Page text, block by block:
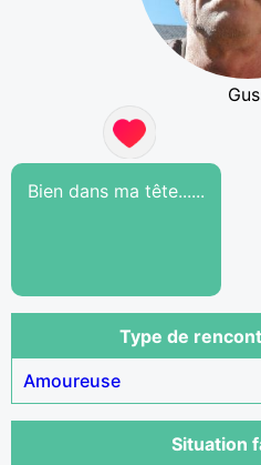
Bien dans ma tête......
Type de
Amoureuse
Situation